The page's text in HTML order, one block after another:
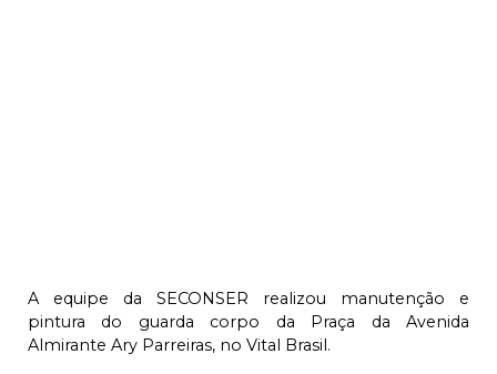
A equipe da SECONSER realizou manutenção e
pintura do guarda corpo da Praça da Avenida
Almirante Ary Parreiras, no Vital Brasil.